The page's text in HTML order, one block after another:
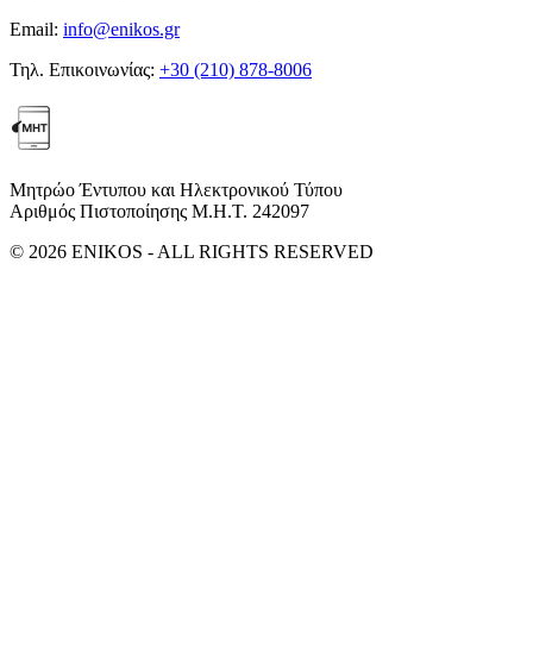
Email: info@enikos.gr
Τηλ. Επικοινωνίας: +30 (210) 878-8006
Μητρώο Έντυπου και Ηλεκτρονικού Τύπου
Αριθμός Πιστοποίησης Μ.Η.Τ. 242097
© 2026 ENIKOS - ALL RIGHTS RESERVED